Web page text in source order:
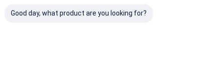
Good day, what product are you looking for?